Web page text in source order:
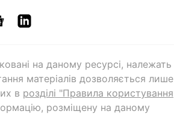
на даному ресурсі, належать
матеріалів дозволяється лише
в розділі "Правила користування
розміщену на даному